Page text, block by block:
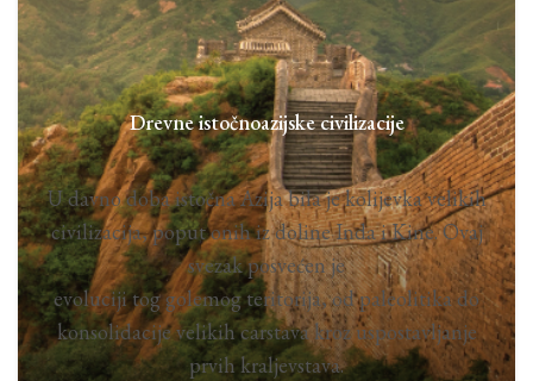
Drevne istočnoazijske civilizacije
U davno doba istočna Azija bila je kolijevka velikih
civilizacija, poput onih iz doline Inda i Kine. Ovaj
svezak posvećen je
evoluciji tog golemog teritorija, od paleolitika do
konsolidacije velikih carstava kroz uspostavljanje
prvih kraljevstava.